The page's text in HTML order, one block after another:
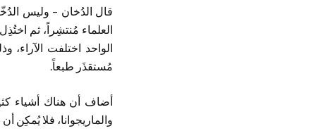
قال الدُخان – وليس
العلماء مُنتشِراً، ثم
الواحد اختلفت
مُستقذَر طبعاً.
أضاف أن هناك أشياء
والماريجوانا، فلا يُمكِن